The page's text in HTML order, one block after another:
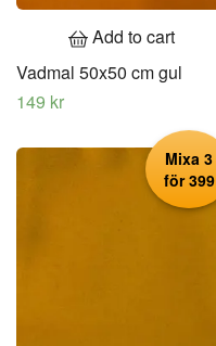
Add to cart
Vadmal 50x50 cm gul
149 kr
Mixa 3
för 399